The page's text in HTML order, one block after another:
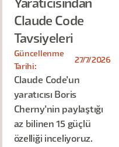
Yaratıcısından
Claude Code
Tavsiyeleri
Güncellenme
Tarihi:
27/7/2026
Claude Code'un
yaratıcısı Boris
Cherny'nin paylaştığı
az bilinen 15 güçlü
özelliği inceliyoruz.